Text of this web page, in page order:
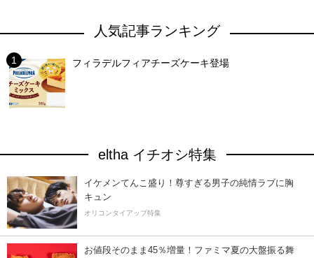
人気記事ランキング
フィラデルフィアチーズケーキ登場
eltha イチオシ特集
イケメンてんこ盛り！尊すぎる男子の純情ラブに胸
キュン
オリコンタイアップ特集
お値段そのまま45％増量！ファミマ夏の大盤振る舞